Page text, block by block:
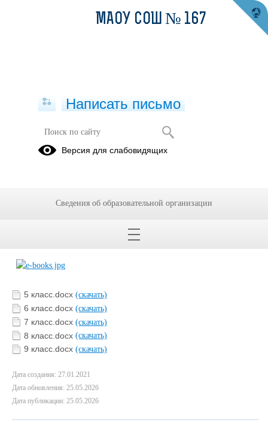
Чтение 5-9 классы
Списки для чтения прикреплены внизу страницы.
5 класс.docx (скачать)
6 класс.docx (скачать)
7 класс.docx (скачать)
8 класс.docx (скачать)
9 класс.docx (скачать)
Дата создания: 27.01.2021
Дата обновления: 25.05.2026
Дата публикации: 25.05.2026
МАОУ СОШ № 167
Написать письмо
Версия для слабовидящих
Сведения об образовательной организации